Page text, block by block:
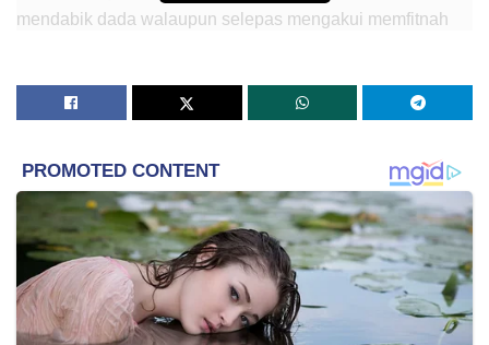
mendabik dada walaupun selepas mengakui memfitnah
“Jelas dah mengaku membuat tuduhan tanpa asas.
Katanya dah kesal dan tarik balik. Kena bayar kos lagi
“Tapi selepas tu, mendabik dada antara pemimpin
PAS. Dah fitnah orang, tak menunjuk perasaan kesal
langsung, tapi mengucap tahniah pula. Akhlak dan
tabiat sebegini, ada ikut agama ke? Siapa yang ajar?”
katanya melalui laman Facebook beliau semalam.